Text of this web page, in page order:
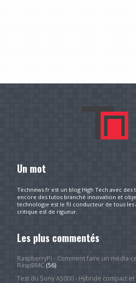
Un mot
Technews.fr est un blog High Tech avec des
encore des tutos branché innovation et
technologie est le fil conducteur de tous les
critique est de rigueur.
Les plus commentés
RaspberryPi - Comment faire un média-
RaspBMC(56)
Test du Sony A5000 - Hybride compact